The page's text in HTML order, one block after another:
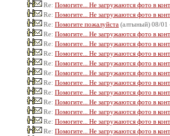
Re: Помогите... Не загружаются фото в
Re: Помогите... Не загружаются фото в
Re: Помогите пожалуйста (алтыный) 08/01
Re: Помогите... Не загружаются фото в
Re: Помогите... Не загружаются фото в
Re: Помогите... Не загружаются фото в
Re: Помогите... Не загружаются фото в
Re: Помогите... Не загружаются фото в
Re: Помогите... Не загружаются фото в
Re: Помогите... Не загружаются фото в
Re: Помогите... Не загружаются фото в
Re: Помогите... Не загружаются фото в
Re: Помогите... Не загружаются фото в
Re: Помогите... Не загружаются фото в